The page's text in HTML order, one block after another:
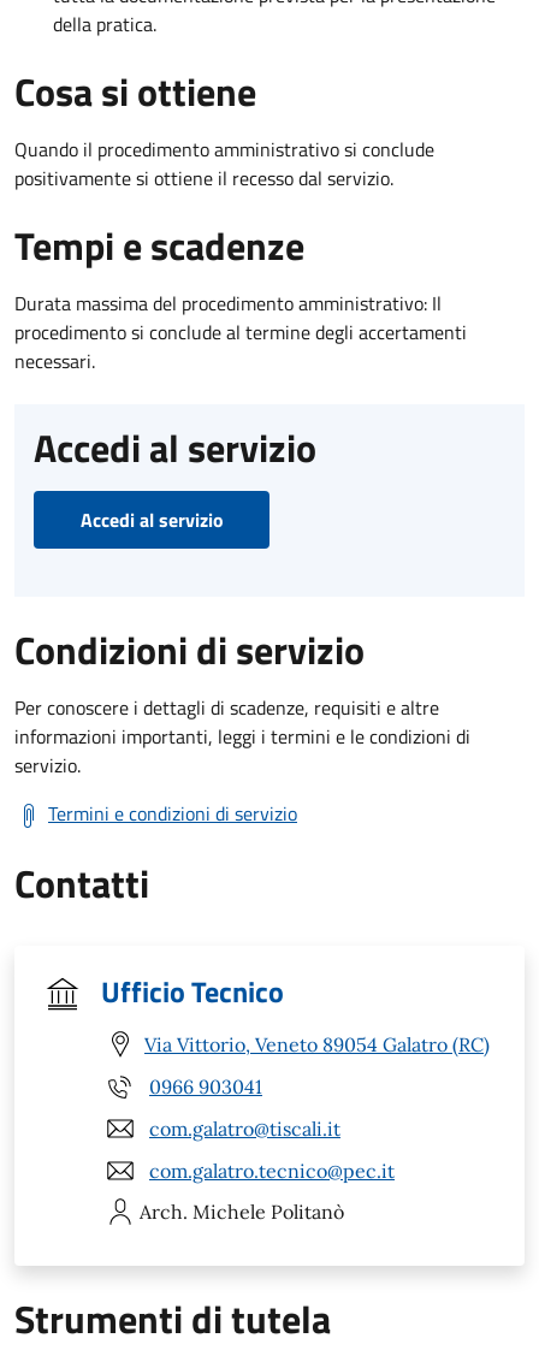
della pratica.
Cosa si ottiene
Quando il procedimento amministrativo si conclude
positivamente si ottiene il recesso dal servizio.
Tempi e scadenze
Durata massima del procedimento amministrativo: Il
procedimento si conclude al termine degli accertamenti
necessari.
Accedi al servizio
Accedi al servizio
Condizioni di servizio
Per conoscere i dettagli di scadenze, requisiti e altre
informazioni importanti, leggi i termini e le condizioni di
servizio.
Termini e condizioni di servizio
Contatti
Ufficio Tecnico
Via Vittorio, Veneto 89054 Galatro (RC)
0966 903041
com.galatro@tiscali.it
com.galatro.tecnico@pec.it
Arch. Michele Politanò
Strumenti di tutela